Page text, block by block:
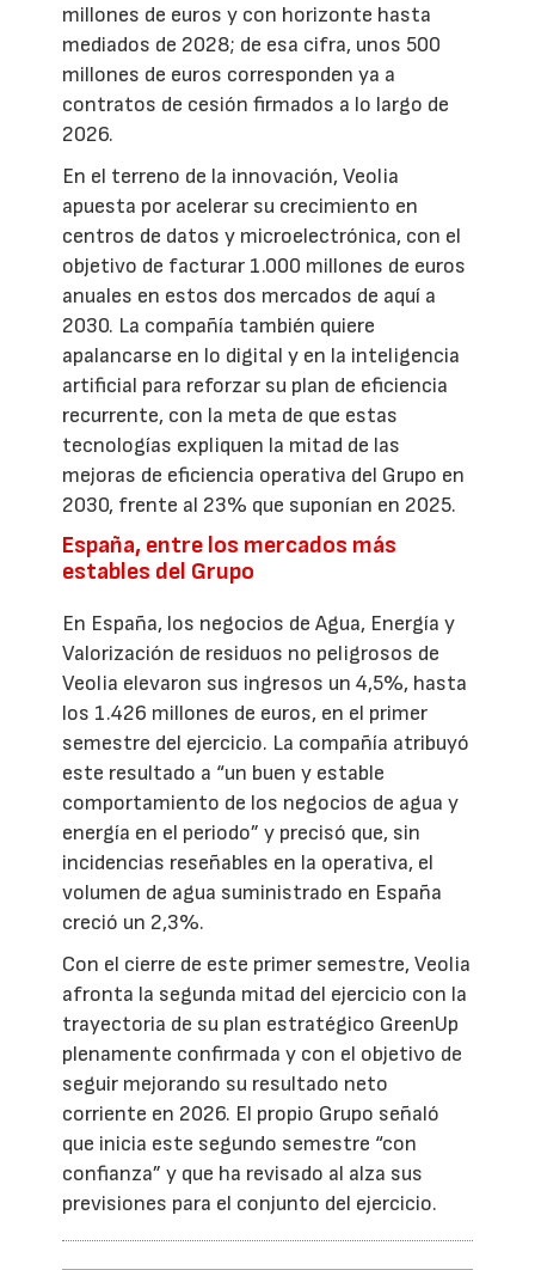
millones de euros y con horizonte hasta
mediados de 2028; de esa cifra, unos 500
millones de euros corresponden ya a
contratos de cesión firmados a lo largo de
2026.
En el terreno de la innovación, Veolia
apuesta por acelerar su crecimiento en
centros de datos y microelectrónica, con el
objetivo de facturar 1.000 millones de euros
anuales en estos dos mercados de aquí a
2030. La compañía también quiere
apalancarse en lo digital y en la inteligencia
artificial para reforzar su plan de eficiencia
recurrente, con la meta de que estas
tecnologías expliquen la mitad de las
mejoras de eficiencia operativa del Grupo en
2030, frente al 23% que suponían en 2025.
España, entre los mercados más
estables del Grupo
En España, los negocios de Agua, Energía y
Valorización de residuos no peligrosos de
Veolia elevaron sus ingresos un 4,5%, hasta
los 1.426 millones de euros, en el primer
semestre del ejercicio. La compañía atribuyó
este resultado a “un buen y estable
comportamiento de los negocios de agua y
energía en el periodo” y precisó que, sin
incidencias reseñables en la operativa, el
volumen de agua suministrado en España
creció un 2,3%.
Con el cierre de este primer semestre, Veolia
afronta la segunda mitad del ejercicio con la
trayectoria de su plan estratégico GreenUp
plenamente confirmada y con el objetivo de
seguir mejorando su resultado neto
corriente en 2026. El propio Grupo señaló
que inicia este segundo semestre “con
confianza” y que ha revisado al alza sus
previsiones para el conjunto del ejercicio.